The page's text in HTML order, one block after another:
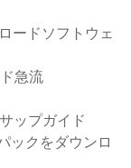
ードソフトウェ
急流
ップガイド
ックをダウンロ